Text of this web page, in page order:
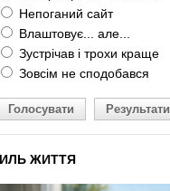
Непоганий сайт
Влаштовує... але...
Зустрічав і трохи краще
Зовсім не сподобався
Голосувати Результати
ЖИТТЯ